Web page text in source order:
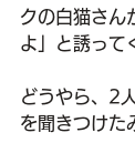
クの白猫さん
よ」と誘って
どうやら、2
を聞きつけた